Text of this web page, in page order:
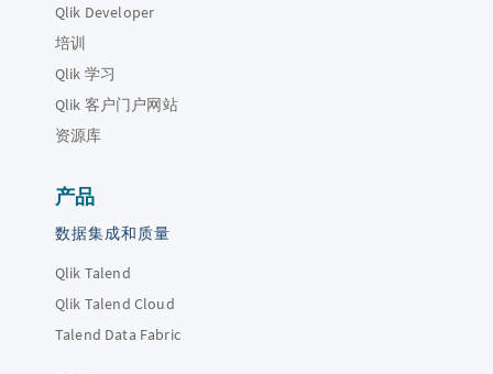
Qlik Developer
培训
Qlik 学习
Qlik 客户门户网站
资源库
产品
数据集成和质量
Qlik Talend
Qlik Talend Cloud
Talend Data Fabric